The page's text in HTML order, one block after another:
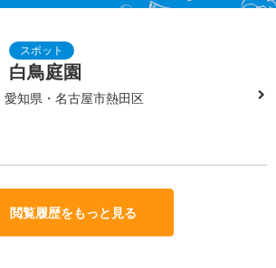
白鳥庭園
愛知県・名古屋市熱田区
閲覧履歴をもっと見る